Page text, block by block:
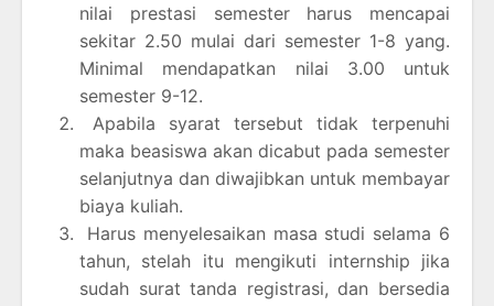
nilai prestasi semester harus mencapai
sekitar 2.50 mulai dari semester 1-8 yang.
Minimal mendapatkan nilai 3.00 untuk
semester 9-12.
Apabila syarat tersebut tidak terpenuhi
maka beasiswa akan dicabut pada semester
selanjutnya dan diwajibkan untuk membayar
biaya kuliah.
Harus menyelesaikan masa studi selama 6
tahun, stelah itu mengikuti internship jika
sudah surat tanda registrasi, dan bersedia